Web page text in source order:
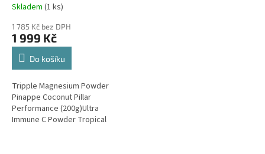
Skladem (1 ks)
1 785 Kč bez DPH
1 999 Kč
Do košíku
Tripple Magnesium Powder
Pinappe Coconut Pillar
Performance (200g)Ultra
Immune C Powder Tropical